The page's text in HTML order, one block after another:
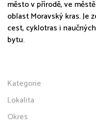
město v přírodě, ve
oblast Moravský kras.
cest, cyklotras i
bytu.
Kategorie
Lokalita
Okres